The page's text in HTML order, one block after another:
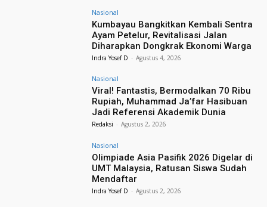
Nasional
Kumbayau Bangkitkan Kembali Sentra
Ayam Petelur, Revitalisasi Jalan
Diharapkan Dongkrak Ekonomi Warga
Indra Yosef D - Agustus 4, 2026
Nasional
Viral! Fantastis, Bermodalkan 70 Ribu
Rupiah, Muhammad Ja’far Hasibuan
Jadi Referensi Akademik Dunia
Redaksi - Agustus 2, 2026
Nasional
Olimpiade Asia Pasifik 2026 Digelar di
UMT Malaysia, Ratusan Siswa Sudah
Mendaftar
Indra Yosef D - Agustus 2, 2026